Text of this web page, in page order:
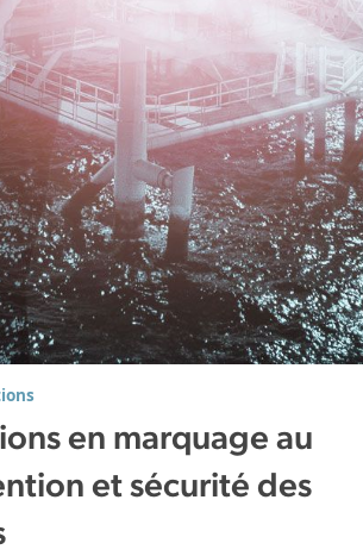
en marquage au
et sécurité des